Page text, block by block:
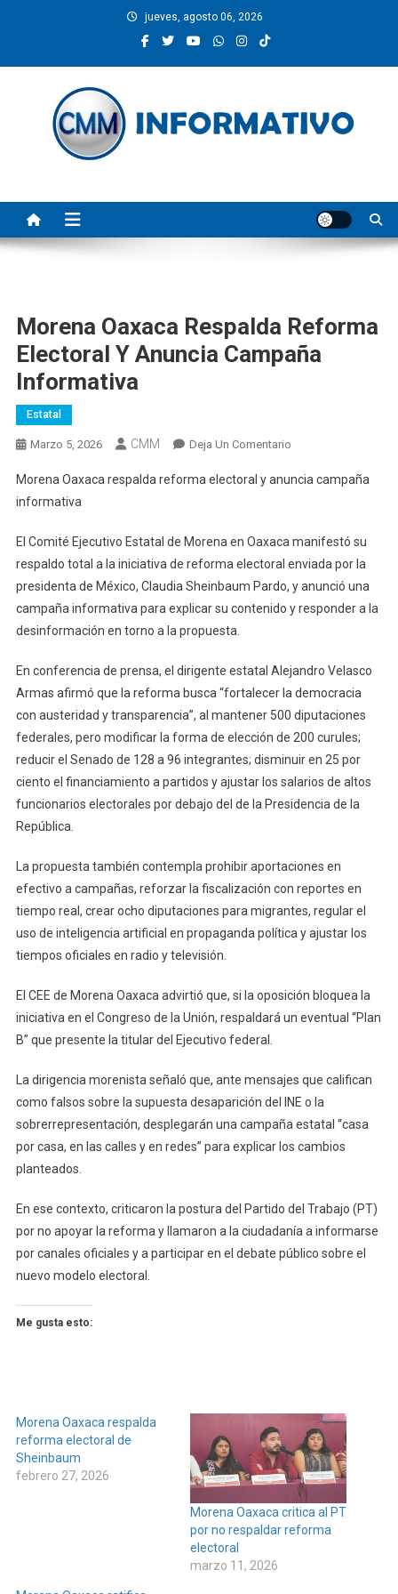
jueves, agosto 06, 2026
Morena Oaxaca Respalda Reforma
Electoral Y Anuncia Campaña
Informativa
Estatal
Marzo 5, 2026 CMM Deja Un ComentarioEn
Oaxaca
Electoral
Y
Anuncia
Campaña
Morena Oaxaca respalda reforma electoral y anuncia campaña
informativa
El Comité Ejecutivo Estatal de Morena en Oaxaca manifestó su
respaldo total a la iniciativa de reforma electoral enviada por la
presidenta de México, Claudia Sheinbaum Pardo, y anunció una
campaña informativa para explicar su contenido y responder a la
desinformación en torno a la propuesta.
En conferencia de prensa, el dirigente estatal Alejandro Velasco
Armas afirmó que la reforma busca “fortalecer la democracia
con austeridad y transparencia”, al mantener 500 diputaciones
federales, pero modificar la forma de elección de 200 curules;
reducir el Senado de 128 a 96 integrantes; disminuir en 25 por
ciento el financiamiento a partidos y ajustar los salarios de altos
funcionarios electorales por debajo del de la Presidencia de la
República.
La propuesta también contempla prohibir aportaciones en
efectivo a campañas, reforzar la fiscalización con reportes en
tiempo real, crear ocho diputaciones para migrantes, regular el
uso de inteligencia artificial en propaganda política y ajustar los
tiempos oficiales en radio y televisión.
El CEE de Morena Oaxaca advirtió que, si la oposición bloquea la
iniciativa en el Congreso de la Unión, respaldará un eventual “Plan
B” que presente la titular del Ejecutivo federal.
La dirigencia morenista señaló que, ante mensajes que califican
como falsos sobre la supuesta desaparición del INE o la
sobrerrepresentación, desplegarán una campaña estatal “casa
por casa, en las calles y en redes” para explicar los cambios
planteados.
En ese contexto, criticaron la postura del Partido del Trabajo (PT)
por no apoyar la reforma y llamaron a la ciudadanía a informarse
por canales oficiales y a participar en el debate público sobre el
nuevo modelo electoral.
Me gusta esto:
Morena Oaxaca respalda
reforma electoral de
Sheinbaum
febrero 27, 2026
Morena Oaxaca critica al PT
por no respaldar reforma
electoral
marzo 11, 2026